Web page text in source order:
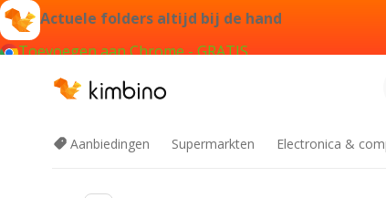
Actuele folders altijd bij de hand
Toevoegen aan Chrome - GRATIS
Aanbiedingen Supermarkten Electronica &